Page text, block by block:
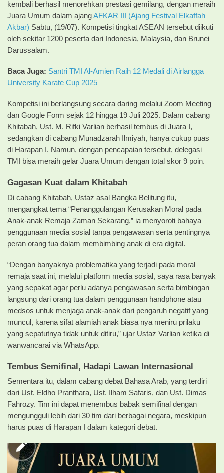
kembali berhasil menorehkan prestasi gemilang, dengan meraih
Juara Umum dalam ajangAFKAR III (Ajang Festival Elkaffah
Akbar) Sabtu, (19/07). Kompetisi tingkat ASEAN tersebut diikuti
oleh sekitar 1200 peserta dari Indonesia, Malaysia, dan Brunei
Darussalam.
Baca Juga: Santri TMI Al-Amien Raih 12 Medali di Airlangga
University Karate Cup 2025
Kompetisi ini berlangsung secara daring melalui Zoom Meeting
dan Google Form sejak 12 hingga 19 Juli 2025. Dalam cabang
Khitabah, Ust. M. Rifki Varlian berhasil tembus di Juara I,
sedangkan di cabang Munadzarah Ilmiyah, hanya cukup puas
di Harapan I. Namun, dengan pencapaian tersebut, delegasi
TMI bisa meraih gelar Juara Umum dengan total skor 9 poin.
Gagasan Kuat dalam Khitabah
Di cabang Khitabah, Ustaz asal Bangka Belitung itu,
mengangkat tema “Penanggulangan Kerusakan Moral pada
Anak-anak Remaja Zaman Sekarang,” ia menyoroti bahaya
penggunaan media sosial tanpa pengawasan serta pentingnya
peran orang tua dalam membimbing anak di era digital.
“Dengan banyaknya problematika yang terjadi pada moral
remaja saat ini, melalui platform media sosial, saya rasa banyak
yang sepakat agar perlu adanya pengawasan serta bimbingan
langsung dari orang tua dalam penggunaan handphone atau
medsos untuk menjaga anak-anak dari pengaruh negatif yang
muncul, karena sifat alamiah anak biasa nya meniru prilaku
yang sepatutnya tidak untuk ditiru,” ujar Ustaz Varlian ketika di
wanwancarai via WhatsApp.
Tembus Semifinal, Hadapi Lawan Internasional
Sementara itu, dalam cabang debat Bahasa Arab, yang terdiri
dari Ust. Eldho Pranthara, Ust. Ilham Safaris, dan Ust. Dimas
Fahrozy. Tim ini dapat menembus babak semifinal dengan
mengungguli lebih dari 30 tim dari berbagai negara, meskipun
harus puas di Harapan I dalam kategori debat.